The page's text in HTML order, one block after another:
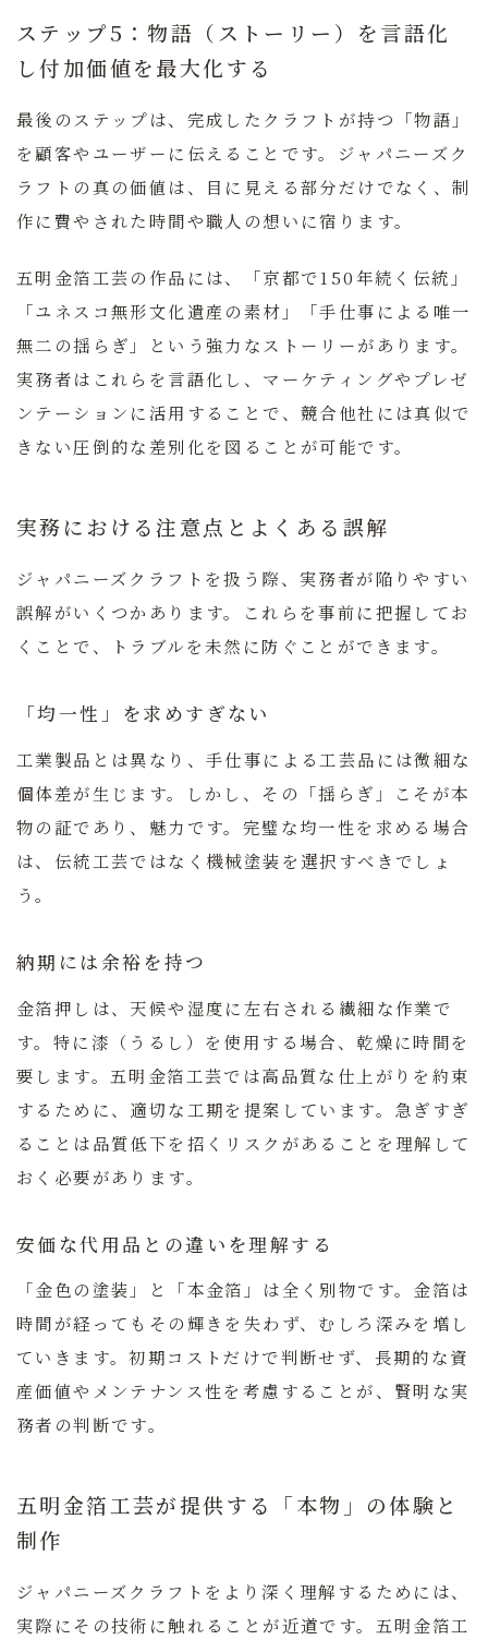
ステップ5：物語（ストーリー）を言語化
し付加価値を最大化する
最後のステップは、完成したクラフトが持つ「物語」
を顧客やユーザーに伝えることです。ジャパニーズク
ラフトの真の価値は、目に見える部分だけでなく、制
作に費やされた時間や職人の想いに宿ります。
五明金箔工芸の作品には、「京都で150年続く伝統」
「ユネスコ無形文化遺産の素材」「手仕事による唯一
無二の揺らぎ」という強力なストーリーがあります。
実務者はこれらを言語化し、マーケティングやプレゼ
ンテーションに活用することで、競合他社には真似で
きない圧倒的な差別化を図ることが可能です。
実務における注意点とよくある誤解
ジャパニーズクラフトを扱う際、実務者が陥りやすい
誤解がいくつかあります。これらを事前に把握してお
くことで、トラブルを未然に防ぐことができます。
「均一性」を求めすぎない
工業製品とは異なり、手仕事による工芸品には微細な
個体差が生じます。しかし、その「揺らぎ」こそが本
物の証であり、魅力です。完璧な均一性を求める場合
は、伝統工芸ではなく機械塗装を選択すべきでしょ
う。
納期には余裕を持つ
金箔押しは、天候や湿度に左右される繊細な作業で
す。特に漆（うるし）を使用する場合、乾燥に時間を
要します。 五明金箔工芸では高品質な仕上がりを約束
するために、適切な工期を提案しています。急ぎすぎ
ることは品質低下を招くリスクがあることを理解して
おく必要があります。
安価な代用品との違いを理解する
「金色の塗装」と「本金箔」は全く別物です。金箔は
時間が経ってもその輝きを失わず、むしろ深みを増し
ていきます。初期コストだけで判断せず、長期的な資
産価値やメンテナンス性を考慮することが、賢明な実
務者の判断です。
五明金箔工芸が提供する「本物」の体験と
制作
ジャパニーズクラフトをより深く理解するためには、
実際にその技術に触れることが近道です。 五明金箔工